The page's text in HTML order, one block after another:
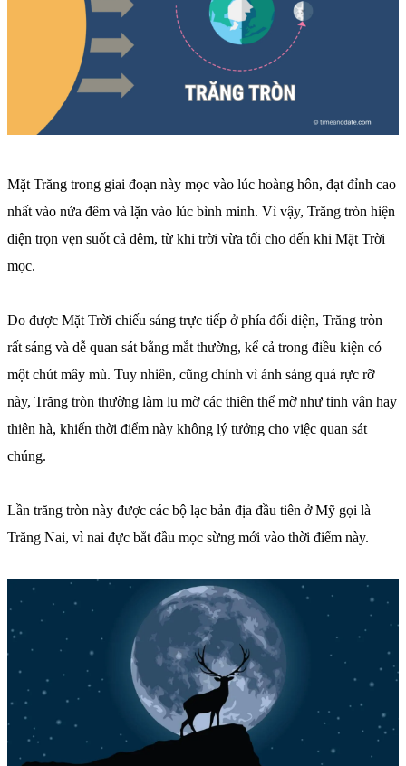
Mặt Trăng trong giai đoạn này mọc vào lúc hoàng hôn, đạt đỉnh cao
nhất vào nửa đêm và lặn vào lúc bình minh. Vì vậy, Trăng tròn hiện
diện trọn vẹn suốt cả đêm, từ khi trời vừa tối cho đến khi Mặt Trời
mọc.
Do được Mặt Trời chiếu sáng trực tiếp ở phía đối diện, Trăng tròn
rất sáng và dễ quan sát bằng mắt thường, kể cả trong điều kiện có
một chút mây mù. Tuy nhiên, cũng chính vì ánh sáng quá rực rỡ
này, Trăng tròn thường làm lu mờ các thiên thể mờ như tinh vân hay
thiên hà, khiến thời điểm này không lý tưởng cho việc quan sát
chúng.
Lần trăng tròn này được các bộ lạc bản địa đầu tiên ở Mỹ gọi là
Trăng Nai, vì nai đực bắt đầu mọc sừng mới vào thời điểm này.